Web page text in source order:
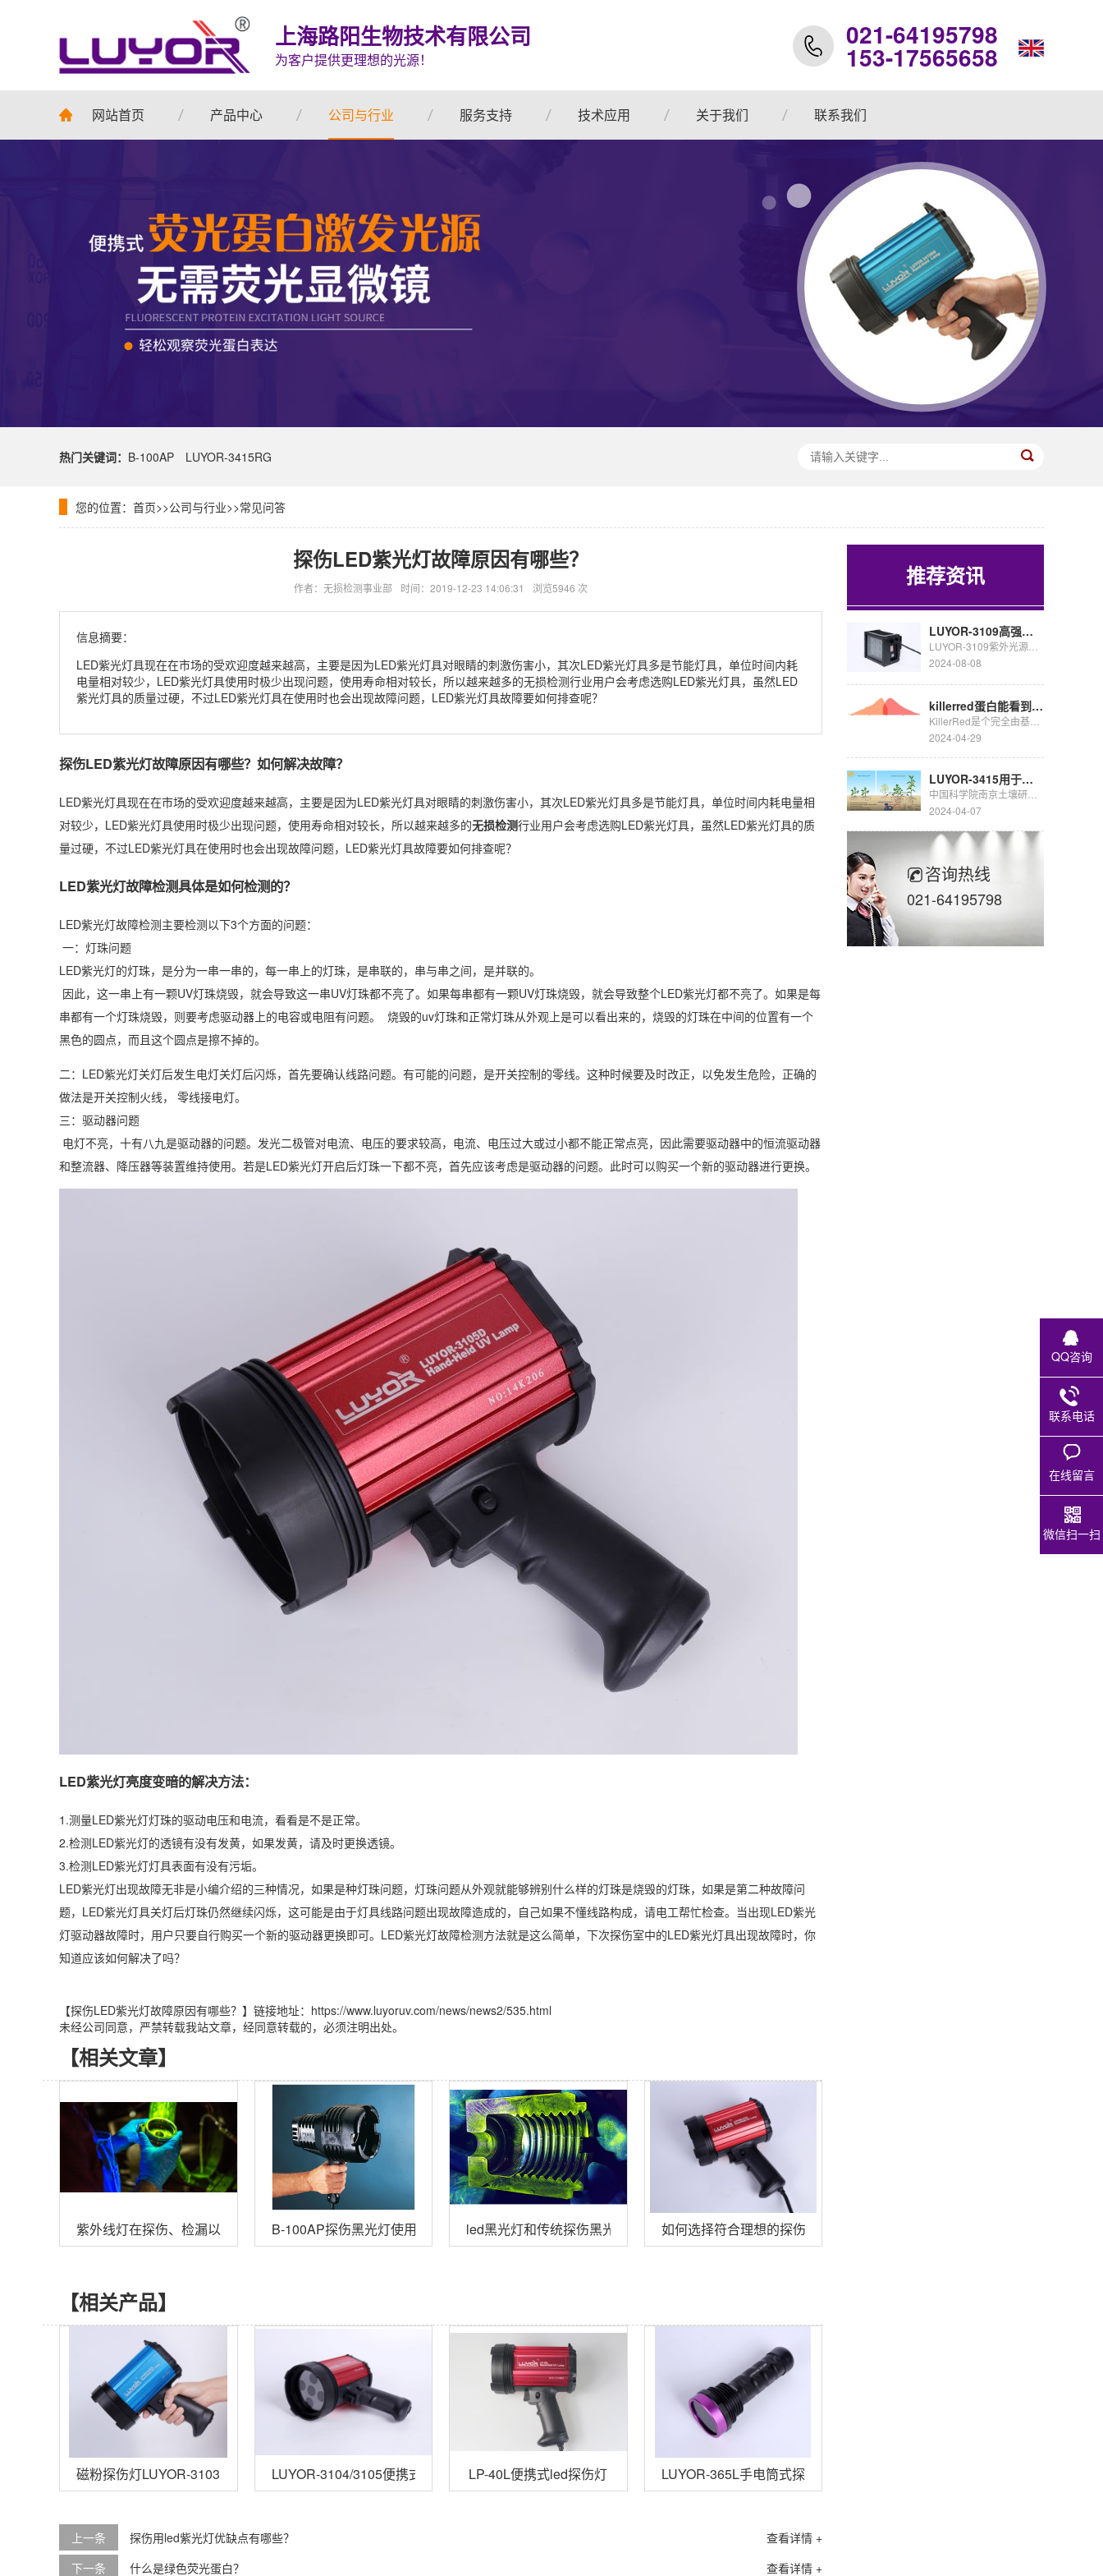
上海路阳生物技术有限公司
为客户提供更理想的光源！
021-64195798
153-17565658
网站首页 产品中心 公司与行业 服务支持 技术应用 关于我们 联系我们
热门关键词： B-100AP LUYOR-3415RG
您的位置： 首页>>公司与行业>>常见问答
推荐资讯
LUYOR-3109高强度紫外催化光源促销
2024-08-08
killerred蛋白能看到荧光吗
2024-04-29
LUYOR-3415用于豆科生物固氮的研究
2024-04-07
咨询热线
021-64195798
探伤LED紫光灯故障原因有哪些？
作者：无损检测事业部 时间：2019-12-23 14:06:31 浏览5946 次
信息摘要：
LED紫光灯具现在在市场的受欢迎度越来越高，主要是因为LED紫光灯具对眼睛的刺激伤害小，其次LED紫光灯具多是节能灯具，单位时间内耗
电量相对较少，LED紫光灯具使用时极少出现问题，使用寿命相对较长，所以越来越多的无损检测行业用户会考虑选购LED紫光灯具，虽然LED
紫光灯具的质量过硬，不过LED紫光灯具在使用时也会出现故障问题，LED紫光灯具故障要如何排查呢？
探伤LED紫光灯故障原因有哪些？如何解决故障？
LED紫光灯具现在在市场的受欢迎度越来越高，主要是因为LED紫光灯具对眼睛的刺激伤害小，其次LED紫光灯具多是节能灯具，单位时间内耗电量相
对较少，LED紫光灯具使用时极少出现问题，使用寿命相对较长，所以越来越多的无损检测行业用户会考虑选购LED紫光灯具，虽然LED紫光灯具的质
量过硬，不过LED紫光灯具在使用时也会出现故障问题，LED紫光灯具故障要如何排查呢？
LED紫光灯故障检测具体是如何检测的？
LED紫光灯故障检测主要检测以下3个方面的问题：
一：灯珠问题
LED紫光灯的灯珠，是分为一串一串的，每一串上的灯珠，是串联的，串与串之间，是并联的。
因此，这一串上有一颗UV灯珠烧毁，就会导致这一串UV灯珠都不亮了。如果每串都有一颗UV灯珠烧毁，就会导致整个LED紫光灯都不亮了。如果是每
串都有一个灯珠烧毁，则要考虑驱动器上的电容或电阻有问题。 烧毁的uv灯珠和正常灯珠从外观上是可以看出来的，烧毁的灯珠在中间的位置有一个
黑色的圆点，而且这个圆点是擦不掉的。
二：LED紫光灯关灯后发生电灯关灯后闪烁，首先要确认线路问题。有可能的问题，是开关控制的零线。这种时候要及时改正，以免发生危险，正确的
做法是开关控制火线， 零线接电灯。
三：驱动器问题
电灯不亮，十有八九是驱动器的问题。发光二极管对电流、电压的要求较高，电流、电压过大或过小都不能正常点亮，因此需要驱动器中的恒流驱动器
和整流器、降压器等装置维持使用。若是LED紫光灯开启后灯珠一下都不亮，首先应该考虑是驱动器的问题。此时可以购买一个新的驱动器进行更换。
LED紫光灯亮度变暗的解决方法：
1.测量LED紫光灯灯珠的驱动电压和电流，看看是不是正常。
2.检测LED紫光灯的透镜有没有发黄，如果发黄，请及时更换透镜。
3.检测LED紫光灯灯具表面有没有污垢。
LED紫光灯出现故障无非是小编介绍的三种情况，如果是种灯珠问题，灯珠问题从外观就能够辨别什么样的灯珠是烧毁的灯珠，如果是第二种故障问
题，LED紫光灯具关灯后灯珠仍然继续闪烁，这可能是由于灯具线路问题出现故障造成的，自己如果不懂线路构成，请电工帮忙检查。当出现LED紫光
灯驱动器故障时，用户只要自行购买一个新的驱动器更换即可。LED紫光灯故障检测方法就是这么简单，下次探伤室中的LED紫光灯具出现故障时，你
知道应该如何解决了吗？
【探伤LED紫光灯故障原因有哪些？】链接地址：https://www.luyoruv.com/news/news2/535.html
未经公司同意，严禁转载我站文章，经同意转载的，必须注明出处。
【相关文章】
紫外线灯在探伤、检漏以及乳制品等行业的应用B-100AP探伤黑光灯使用应注意的问题led黑光灯和传统探伤黑光灯的性能对比如何选择符合理想的探伤黑光灯？
【相关产品】
磁粉探伤灯LUYOR-3103P LUYOR-3104/3105便携式LED紫外线探伤灯LP-40L便携式led探伤灯 LUYOR-365L手电筒式探伤灯
上一条 查看详情 +
探伤用led紫光灯优缺点有哪些？
下一条
查看详情 +
什么是绿色荧光蛋白？
QQ咨询
联系电话
在线留言
微信扫一扫